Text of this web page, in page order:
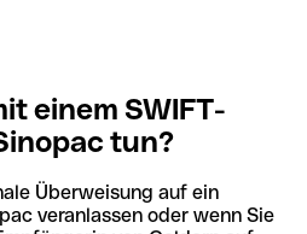
einem SWIFT-
tun?
Überweisung auf ein
veranlassen oder wenn Sie